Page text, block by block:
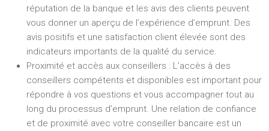
réputation de la banque et les avis des clients peuvent
vous donner un aperçu de l’expérience d’emprunt. Des
avis positifs et une satisfaction client élevée sont des
indicateurs importants de la qualité du service.
Proximité et accès aux conseillers : L’accès à des
conseillers compétents et disponibles est important pour
répondre à vos questions et vous accompagner tout au
long du processus d’emprunt. Une relation de confiance
et de proximité avec votre conseiller bancaire est un